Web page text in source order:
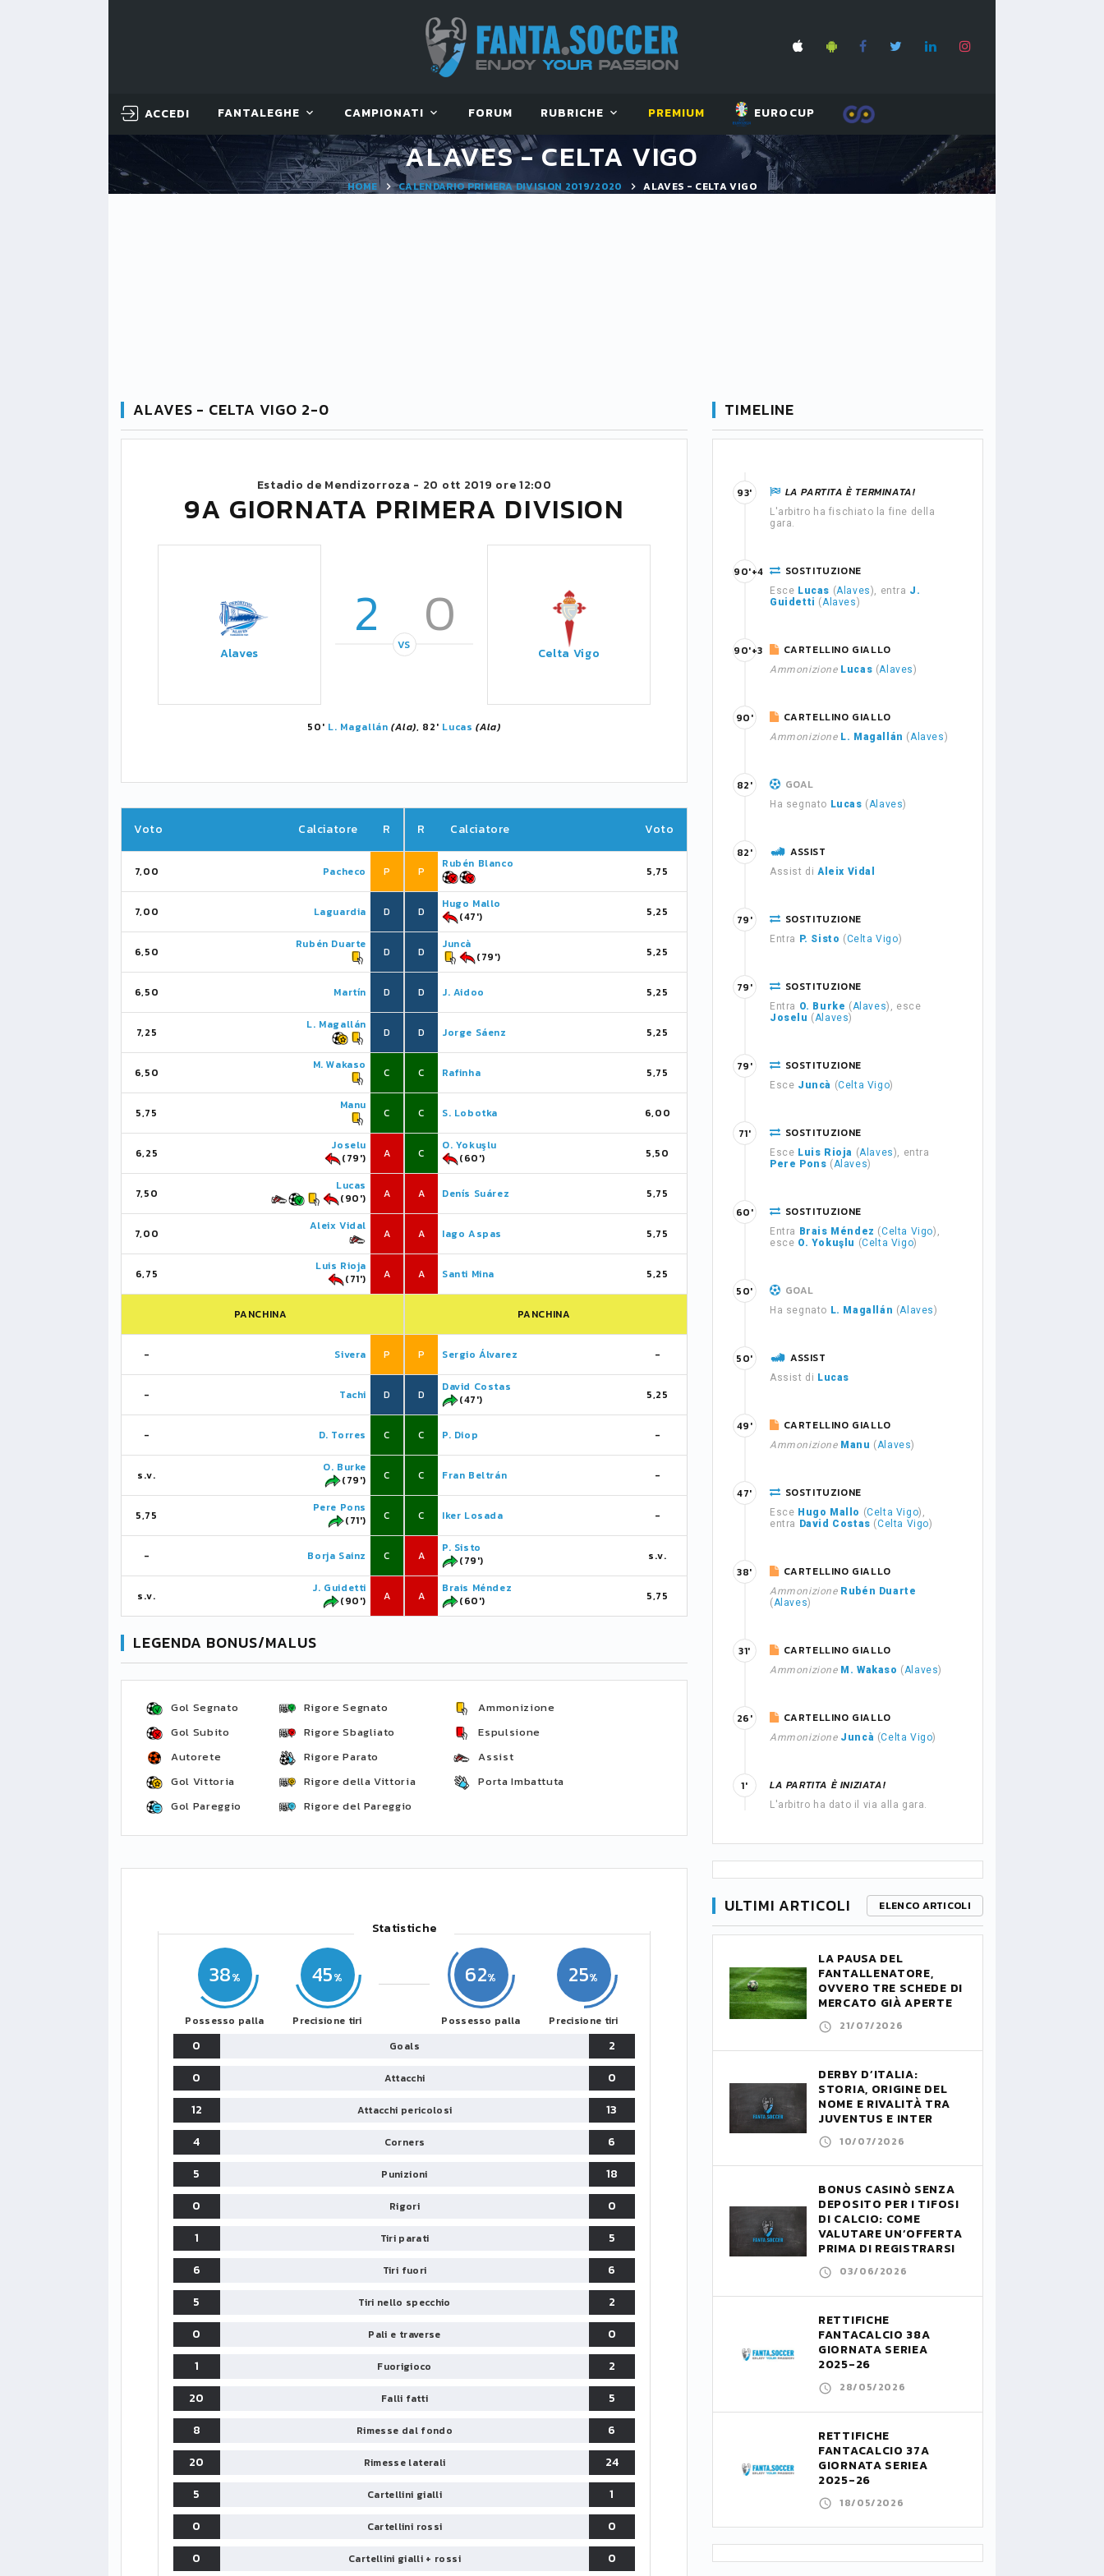
ACCEDI FANTALEGHE CAMPIONATI FORUM RUBRICHE PREMIUM EUROCUP
ALAVES - CELTA VIGO
HOME CALENDARIO PRIMERA DIVISION 2019/2020 ALAVES - CELTA VIGO
ALAVES - CELTA VIGO 2-0
Estadio de Mendizorroza - 20 ott 2019 ore 12:00
9A GIORNATA PRIMERA DIVISION
Alaves
2 0
VS Celta Vigo
50' L. Magallán (Ala), 82' Lucas (Ala)
Voto Calciatore R
7,00 Pacheco P
7,00 Laguardia D
6,50
Rubén Duarte
D
6,50 Martín D
7,25
L. Magallán
D
6,50
M. Wakaso
C
5,75
Manu
C
6,25
Joselu
(79')
A
7,50
Lucas
(90')
A
7,00
Aleix Vidal
A
6,75
Luis Rioja
(71')
A
PANCHINA
- Sivera P
- Tachi D
- D. Torres C
s.v.
O. Burke
(79')
C
5,75
Pere Pons
(71')
C
- Borja Sainz C
s.v.
J. Guidetti
(90')
A
R Calciatore Voto
P
Rubén Blanco
5,75
D
Hugo Mallo
(47')
5,25
D
Juncà
(79')
5,25
D J. Aidoo 5,25
D Jorge Sáenz 5,25
C Rafinha 5,75
C S. Lobotka 6,00
C
O. Yokuşlu
(60')
5,50
A Denís Suárez 5,75
A Iago Aspas 5,75
A Santi Mina 5,25
PANCHINA
P Sergio Álvarez -
D
David Costas
(47')
5,25
C P. Diop -
C Fran Beltrán -
C Iker Losada -
A
P. Sisto
(79')
s.v.
A
Brais Méndez
(60')
5,75
LEGENDA BONUS/MALUS
Gol Segnato
Gol Subito
Autorete
Gol Vittoria
Gol Pareggio
Rigore Segnato
Rigore Sbagliato
Rigore Parato
Rigore della Vittoria
Rigore del Pareggio
Ammonizione
Espulsione
Assist
Porta Imbattuta
Statistiche
38
Possesso palla
45
Precisione tiri
62
Possesso palla
25
Precisione tiri
0 Goals
2
0
Attacchi
0
12
Attacchi pericolosi
13
4
Corners
6
5
Punizioni
18
0
Rigori
0
1
Tiri parati
5
6
Tiri fuori
6
5
Tiri nello specchio
2
0
Pali e traverse
0
1
Fuorigioco
2
20
Falli fatti
5
8
Rimesse dal fondo
6
20
Rimesse laterali
24
5
Cartellini gialli
1
0
Cartellini rossi
0
0
Cartellini gialli + rossi
0
TIMELINE
LA PARTITA È TERMINATA!
L'arbitro ha fischiato la fine della
gara.
93'
SOSTITUZIONE
Esce Lucas (Alaves), entra J.
Guidetti (Alaves)
90'+4
CARTELLINO GIALLO
Ammonizione Lucas (Alaves)
90'+3
CARTELLINO GIALLO
Ammonizione L. Magallán (Alaves)
90'
GOAL
Ha segnato Lucas (Alaves)
82'
ASSIST
Assist di Aleix Vidal
82'
SOSTITUZIONE
Entra P. Sisto (Celta Vigo)
79'
SOSTITUZIONE
Entra O. Burke (Alaves), esce
Joselu (Alaves)
79'
SOSTITUZIONE
Esce Juncà (Celta Vigo)
79'
SOSTITUZIONE
Esce Luis Rioja (Alaves), entra
Pere Pons (Alaves)
71'
SOSTITUZIONE
Entra Brais Méndez (Celta Vigo),
esce O. Yokuşlu (Celta Vigo)
60'
GOAL
Ha segnato L. Magallán (Alaves)
50'
ASSIST
Assist di Lucas
50'
CARTELLINO GIALLO
Ammonizione Manu (Alaves)
49'
SOSTITUZIONE
Esce Hugo Mallo (Celta Vigo),
entra
David Costas (Celta Vigo)
47'
CARTELLINO GIALLO
Ammonizione Rubén Duarte
(Alaves)
38'
CARTELLINO GIALLO
Ammonizione M. Wakaso (Alaves)
31'
CARTELLINO GIALLO
Ammonizione Juncà (Celta Vigo)
26'
LA PARTITA È INIZIATA!
L'arbitro ha dato il via alla gara.
1'
ULTIMI ARTICOLI ELENCO ARTICOLI
LA PAUSA DEL
FANTALLENATORE,
OVVERO TRE SCHEDE DI
MERCATO GIÀ APERTE
21/07/2026
DERBY D’ITALIA:
STORIA, ORIGINE DEL
NOME E RIVALITÀ TRA
JUVENTUS E INTER
10/07/2026
BONUS CASINÒ SENZA
DEPOSITO PER I TIFOSI
DI CALCIO: COME
VALUTARE UN’OFFERTA
PRIMA DI REGISTRARSI
03/06/2026
RETTIFICHE
FANTACALCIO 38A
GIORNATA SERIEA
2025-26
28/05/2026
RETTIFICHE
FANTACALCIO 37A
GIORNATA SERIEA
2025-26
18/05/2026